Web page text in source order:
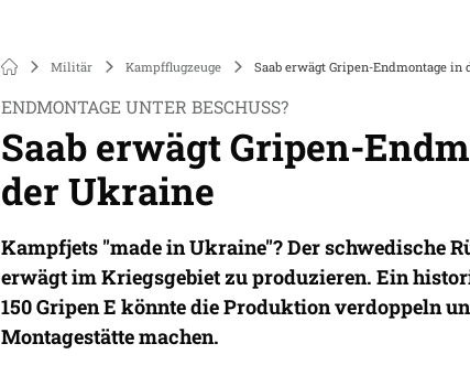
Militär Kampfflugzeuge Saab erwägt Gripen-Endmontage
ENDMONTAGE UNTER BESCHUSS?
Saab erwägt Gripen-
der Ukraine
Kampfjets "made in Ukraine"? Der schwedische
erwägt im Kriegsgebiet zu produzieren. Ein
150 Gripen E könnte die Produktion verdoppeln
Montagestätte machen.